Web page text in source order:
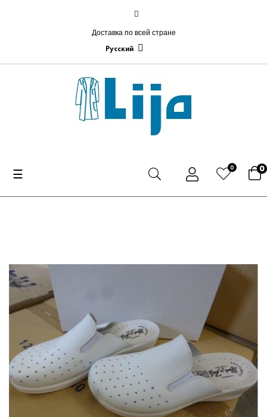
Доставка по всей стране
Русский
Toggle
☰ 0 0